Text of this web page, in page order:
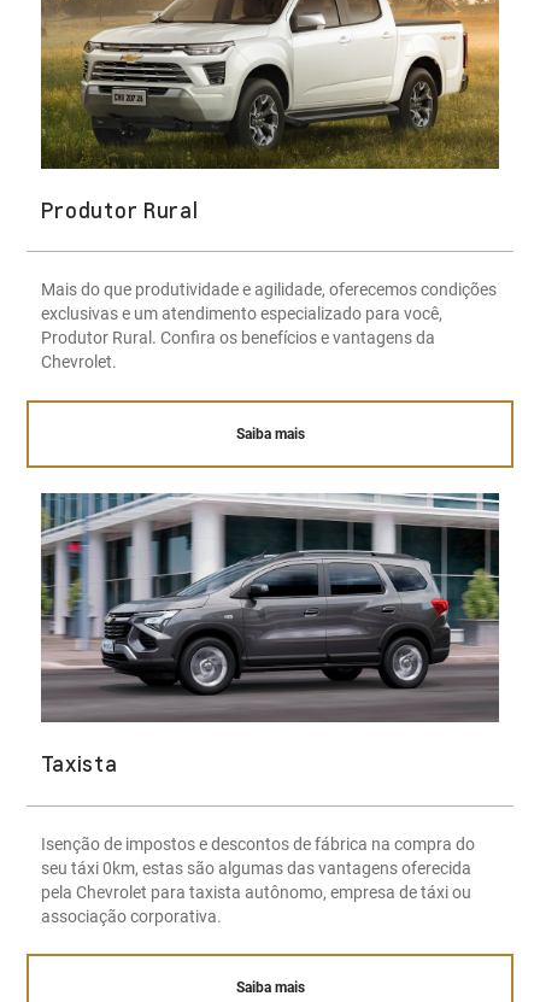
Produtor Rural
Mais do que produtividade e agilidade, oferecemos condições
exclusivas e um atendimento especializado para você,
Produtor Rural. Confira os benefícios e vantagens da
Chevrolet.
Saiba mais
Taxista
Isenção de impostos e descontos de fábrica na compra do
seu táxi 0km, estas são algumas das vantagens oferecida
pela Chevrolet para taxista autônomo, empresa de táxi ou
associação corporativa.
Saiba mais